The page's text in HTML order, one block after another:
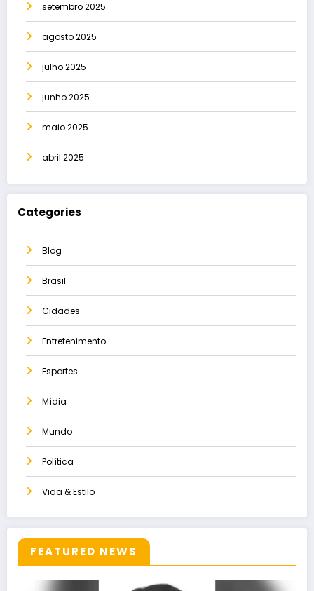
setembro 2025
agosto 2025
julho 2025
junho 2025
maio 2025
abril 2025
Categories
Blog
Brasil
Cidades
Entretenimento
Esportes
Mídia
Mundo
Política
Vida & Estilo
FEATURED NEWS